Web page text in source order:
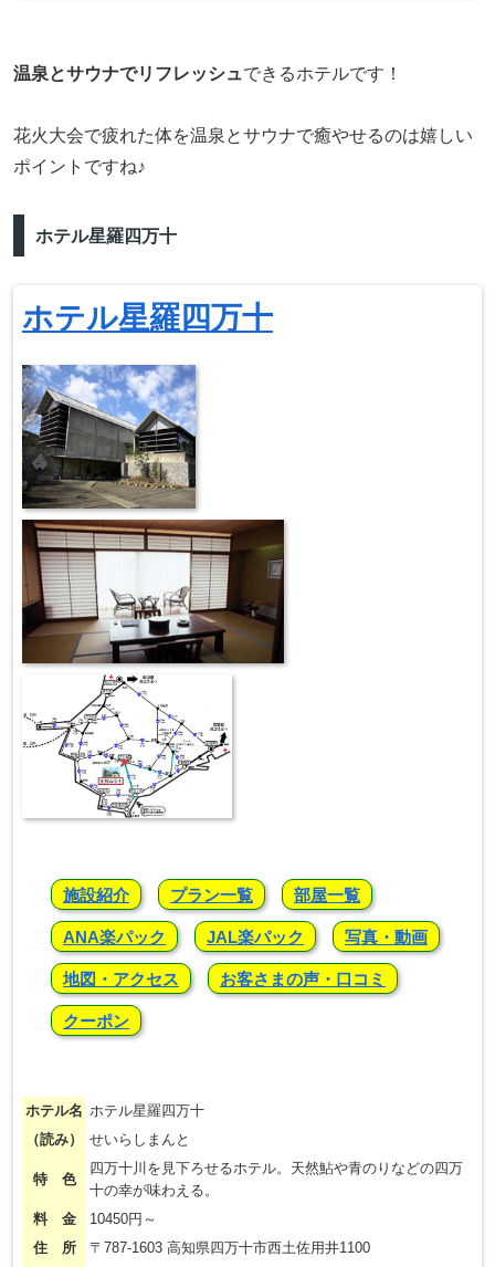
温泉とサウナでリフレッシュできるホテルです！
花火大会で疲れた体を温泉とサウナで癒やせるのは嬉しい
ポイントですね♪
ホテル星羅四万十
ホテル星羅四万十
施設紹介 プラン一覧 部屋一覧
ANA楽パック JAL楽パック 写真・動画
地図・アクセス お客さまの声・口コミ
クーポン
ホテル名 ホテル星羅四万十
（読み）
せいらしまんと
特 色
四万十川を見下ろせるホテル。天然鮎や青のりなどの四万
十の幸が味わえる。
料 金
10450円～
住 所
〒787-1603 高知県四万十市西土佐用井1100